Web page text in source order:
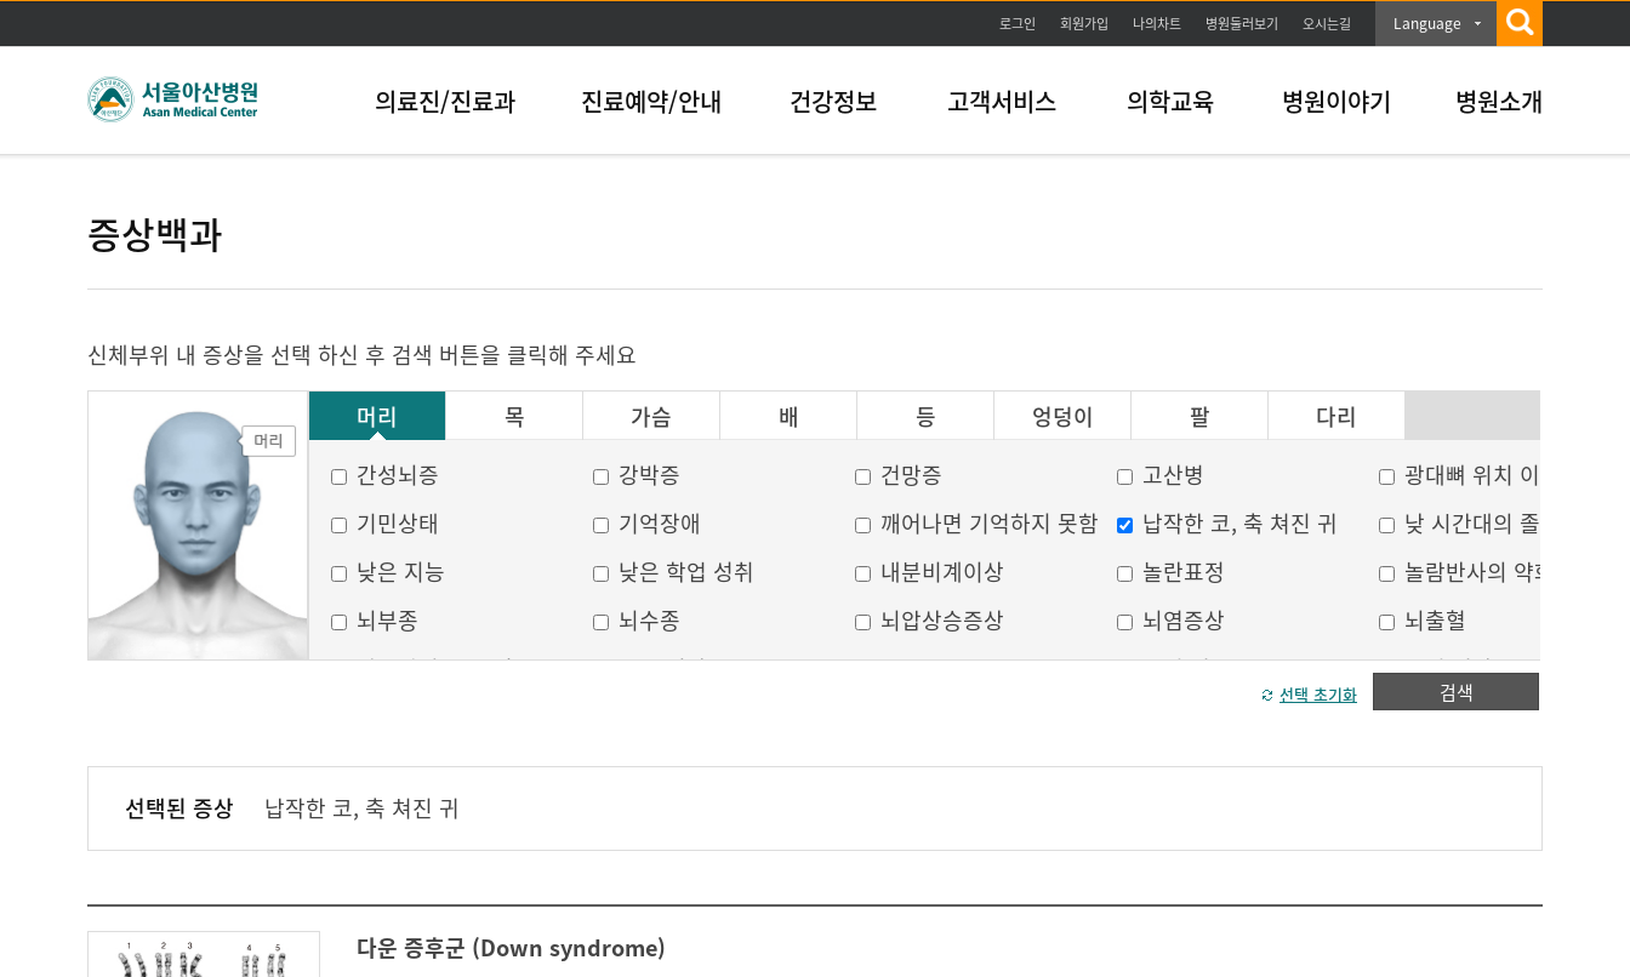
본문바로가기
로그인 회원가입 나의차트 병원둘러보기 오시는길 Language
의료진/진료과 진료예약/안내 건강정보 고객서비스 의학교육 병원이야기 병원소개
증상백과
신체부위 내 증상을 선택 하신 후 검색 버튼을 클릭해 주세요
머리
목 가슴 배 등 엉덩이 팔
다리
그 외
간성뇌증 강박증 건망증 고산병
광대뼈 위치 이상
기민상태
기억장애 깨어나면 기억하지 못함 납작한 코, 축 쳐진 귀
낮 시간대의 졸음
낮은 지능
낮은 학업 성취 내분비계이상 놀란표정
놀람반사의 약화
뇌부종
뇌수종 뇌압상승증상 뇌염증상
뇌출혈
달모양의 둥근 얼굴
두부 외상 두통 두피 건조
두피 열상
모발이 거침
무균성 뇌막염
무의식 박동성 통증 방향감각 상실
볼, 눈주위 움푹 꺼짐
볼이 처짐
안면홍조
어지러움 언어장애 얼굴 중심선이 안맞음
얼굴 한쪽의 반점
얼굴모양변화
얼굴부종
검색
선택 초기화
선택된 증상 납작한 코, 축 쳐진 귀
다운 증후군 (Down syndrome)